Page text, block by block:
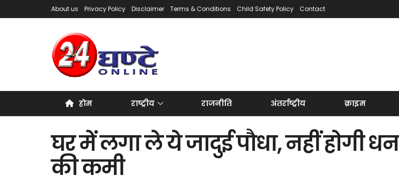
About us Privacy Policy Disclaimer Terms & Conditions Child Safety Policy Contact
होम राष्ट्रीय राजनीति अंतर्राष्ट्रीय क्राइम
घर में लगा ले ये जादुई पौधा, नहीं होगी धन
की कमी